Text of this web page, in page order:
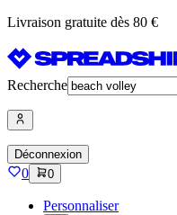
Livraison gratuite dès 80 €
Recherche
Déconnexion
0 0
Personnaliser